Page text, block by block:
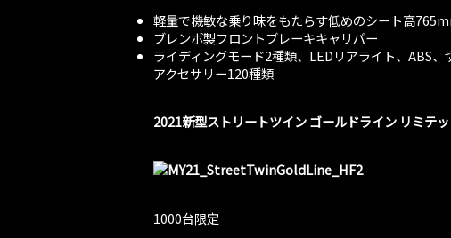
軽量で機敏な乗り味をもたらす低めのシート高
ブレンボ製フロントブレーキキャリパー
ライディングモード2種類、LEDリアライト、ABS
アクセサリー120種類
2021新型ストリートツイン ゴールドライン リミテ
1000台限定